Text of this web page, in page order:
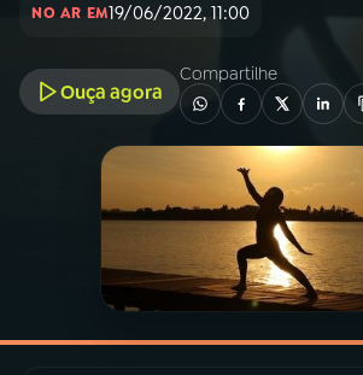
PROGRAMAÇÃO
PROGRAMAS
NO AR EM19/06/2022, 11:00
Ouça agora
Compartilhe